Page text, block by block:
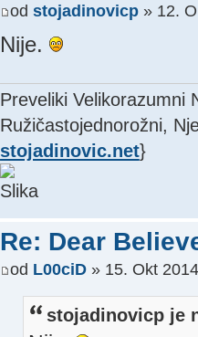
od stojadinovicp» 12.
Nije.
Preveliki Velikorazumni
Ružičastojednorožni,
stojadinovic.net}
Re: Dear
od L00ciD» 15. Okt
stojadinovicp je